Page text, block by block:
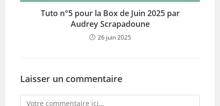
Tuto n°5 pour la Box de Juin 2025 par
Audrey Scrapadoune
26 juin 2025
Laisser un commentaire
Comment